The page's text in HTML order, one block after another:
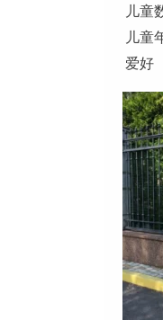
儿童
儿童
爱好